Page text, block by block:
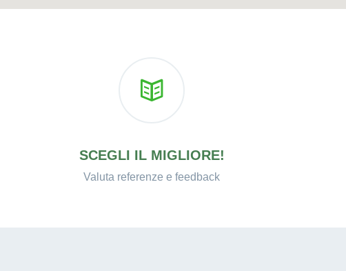
SCEGLI IL MIGLIORE!
Valuta referenze e feedback